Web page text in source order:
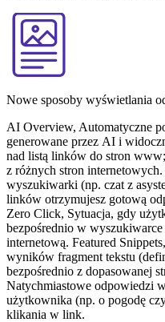
Nowe sposoby wyświetlania
AI Overview, Automatyczne
generowane przez AI i
nad listą linków do stron
z różnych stron internetowych.
wyszukiwarki (np. czat z
linków otrzymujesz gotową
Zero Click, Sytuacja, gdy
bezpośrednio w
internetową. Featured Snippets,
wyników fragment tekstu
bezpośrednio z dopasowanej
Natychmiastowe odpowiedzi
użytkownika (np. o pogodę
klikania w link.